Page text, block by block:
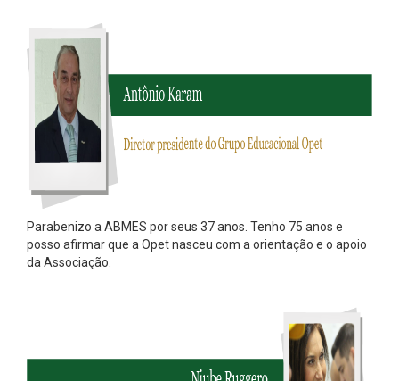
Parabenizo a ABMES por seus 37 anos. Tenho 75 anos e
posso afirmar que a Opet nasceu com a orientação e o apoio
da Associação.